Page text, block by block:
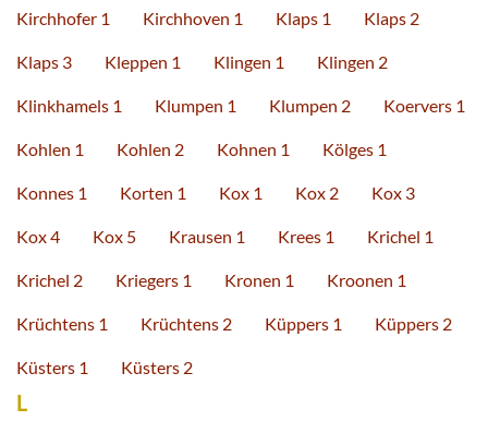
Kirchhofer 1 Kirchhoven 1 Klaps 1 Klaps 2
Klaps 3 Kleppen 1 Klingen 1 Klingen 2
Klinkhamels 1 Klumpen 1 Klumpen 2 Koervers 1
Kohlen 1 Kohlen 2 Kohnen 1 Kölges 1
Konnes 1 Korten 1 Kox 1 Kox 2 Kox 3
Kox 4 Kox 5 Krausen 1 Krees 1 Krichel 1
Krichel 2 Kriegers 1 Kronen 1 Kroonen 1
Krüchtens 1 Krüchtens 2 Küppers 1 Küppers 2
Küsters 1 Küsters 2
L